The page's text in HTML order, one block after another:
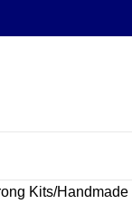
Kits Handmade